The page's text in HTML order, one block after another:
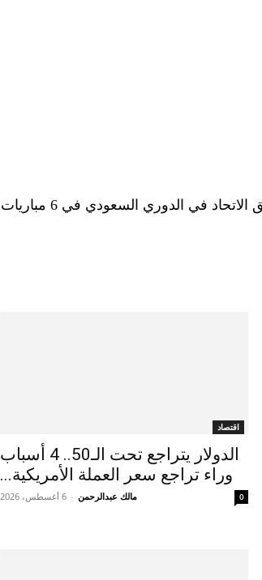
مباريات وتعادل 0 وهزيمة واحدة فقط امام فريق الهلال
اقتصاد
الدولار يتراجع تحت الـ50.. 4 أسباب
وراء تراجع سعر العملة الأمريكية...
مالك عبدالرحمن - 6 أغسطس، 2026 0